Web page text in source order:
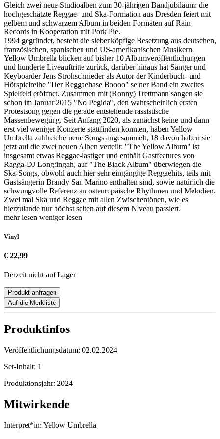
Gleich zwei neue Studioalben zum 30-jährigen Bandjubiläum: die
hochgeschätzte Reggae- und Ska-Formation aus Dresden feiert mit
gelbem und schwarzem Album in beiden Formaten auf Rain
Records in Kooperation mit Pork Pie.
1994 gegründet, besteht die siebenköpfige Besetzung aus deutschen,
französischen, spanischen und US-amerikanischen Musikern,
Yellow Umbrella blicken auf bisher 10 Albumveröffentlichungen
und hunderte Liveauftritte zurück, darüber hinaus hat Sänger und
Keyboarder Jens Strohschnieder als Autor der Kinderbuch- und
Hörspielreihe "Der Reggaehase Boooo" seiner Band ein zweites
Spielfeld eröffnet. Zusammen mit (Ronny) Trettmann sangen sie
schon im Januar 2015 "No Pegida", den wahrscheinlich ersten
Protestsong gegen die gerade entstehende rassistische
Massenbewegung. Seit Anfang 2020, als zunächst keine und dann
erst viel weniger Konzerte stattfinden konnten, haben Yellow
Umbrella zahlreiche neue Songs angesammelt, 18 davon haben sie
jetzt auf die zwei neuen Alben verteilt: "The Yellow Album" ist
insgesamt etwas Reggae-lastiger und enthält Gastfeatures von
Ragga-DJ Longfingah, auf "The Black Album" überwiegen die
Ska-Songs, obwohl auch hier sehr eingängige Reggaehits, teils mit
Gastsängerin Brandy San Marino enthalten sind, sowie natürlich die
schwungvolle Referenz an osteuropäische Rhythmen und Melodien.
Zwei mal Ska und Reggae mit allen Zwischentönen, wie es
hierzulande nur höchst selten auf diesem Niveau passiert.
mehr lesen weniger lesen
Vinyl
€ 22,99
Derzeit nicht auf Lager
Produkt anfragen
Auf die Merkliste
Produktinfos
Veröffentlichungsdatum: 02.02.2024
Set-Inhalt: 1
Produktionsjahr: 2024
Mitwirkende
Interpret*in: Yellow Umbrella